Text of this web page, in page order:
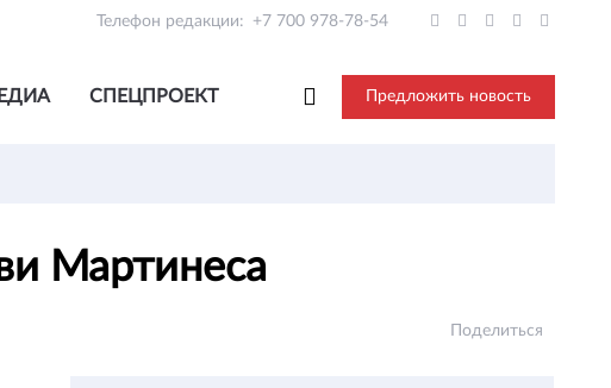
Телефон редакции: +7 700 978-78-54
СПЕЦПРОЕКТ Предложить новость
Мартинеса
Поделиться